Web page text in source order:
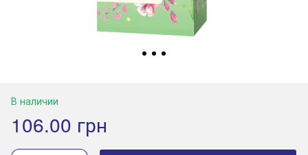
В наличии
106.00 грн